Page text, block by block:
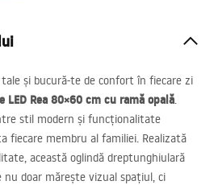
și bucură-te de confort în fiecare zi
LED Rea 80×60 cm cu ramă opală.
stil modern și funcționalitate
fiecare membru al familiei. Realizată
această oglindă dreptunghiulară
doar mărește vizual spațiul, ci